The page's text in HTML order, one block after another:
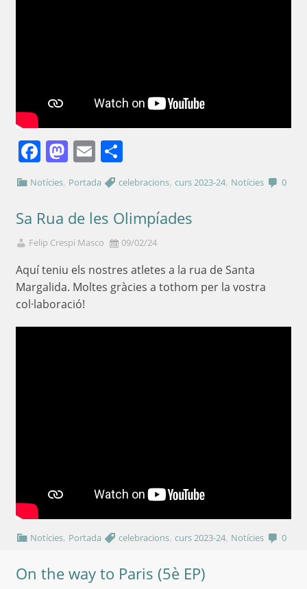
Facebook
Mastodon
Email
Notícies, Portada celebracions,curs 2023-24, Notícies 0
Sa Rua de les Olimpíades
Felip Crespi Masco 09/02/24
Aquí teniu els nostres atletes a la rua de Santa
Margalida. Moltes gràcies a tothom per la vostra
col·laboració!
Notícies, Portada celebracions,curs 2023-24, Notícies 0
On the way to Paris (5è EP)